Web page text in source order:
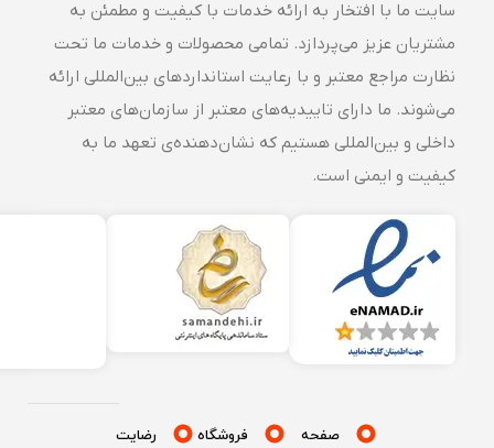
سایت ما با افتخار به ارائه خدمات با کیفیت و مطمئن به
مشتریان عزیز می‌پردازد. تمامی محصولات و خدمات ما تحت
نظارت مراجع معتبر و با رعایت استانداردهای بین‌المللی ارائه
می‌شوند. ما دارای تاییدیه‌های معتبر از سازمان‌های معتبر
داخلی و بین‌المللی هستیم که نشان‌دهنده‌ی تعهد ما به
کیفیت و ایمنی است.
صفحه
فروشگاه
رضایت